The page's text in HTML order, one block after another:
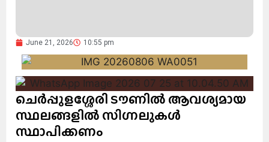
June 21, 2026 10:55 pm
ചെർപ്പുളശ്ശേരി ടൗണിൽ ആവശ്യമായ
സ്ഥലങ്ങളിൽ സിഗ്നലുകൾ
സ്ഥാപിക്കണം